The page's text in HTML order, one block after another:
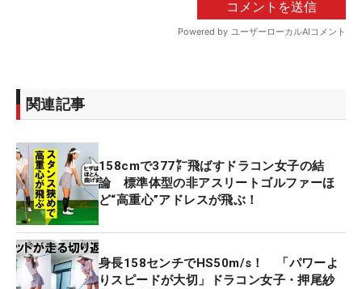
関連記事
158cmで377㍎飛ばすドラコン女子の結
論 標準体型の非アスリートゴルファーほ
ど“高重心”アドレスが飛ぶ！
身長158センチでHS50m/s！ 「パワーよ
りスピードが大切」ドラコン女子・押尾紗